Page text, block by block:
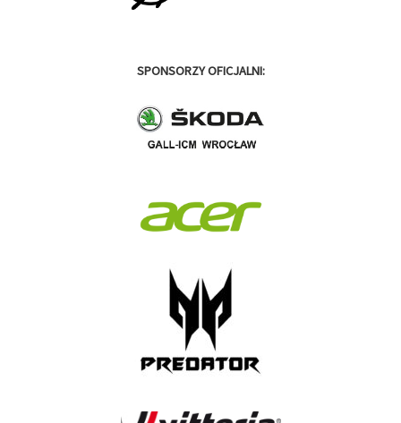
SPONSORZY OFICJALNI: